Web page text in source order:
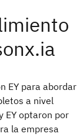
EY para abordar
a nivel
EY optaron por
la empresa